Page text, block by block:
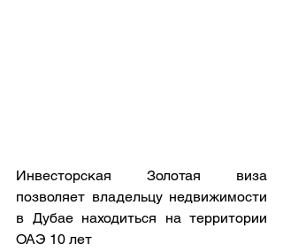
Инвесторская Золотая виза
позволяет владельцу недвижимости
в Дубае находиться на территории
ОАЭ 10 лет